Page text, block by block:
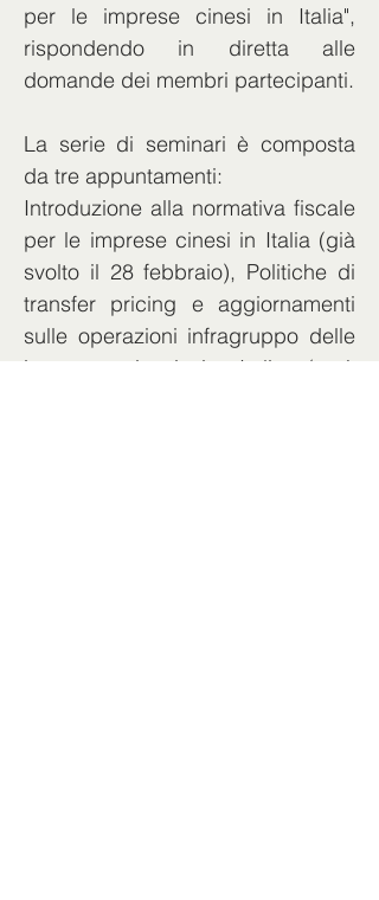
per le imprese cinesi in Italia",
rispondendo in diretta alle
domande dei membri partecipanti.
La serie di seminari è composta
da tre appuntamenti:
Introduzione alla normativa fiscale
per le imprese cinesi in Italia (già
svolto il 28 febbraio), Politiche di
transfer pricing e aggiornamenti
sulle operazioni infragruppo delle
imprese cinesi in Italia (sarà